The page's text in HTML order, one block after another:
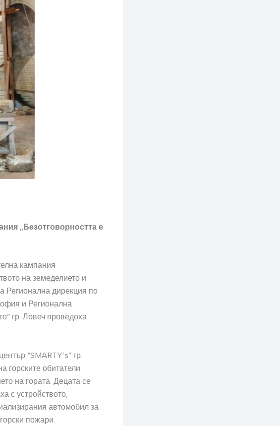
„Безотговорността е
кампания
на земеделието и
Регионална дирекция по
и Регионална
гр. Ловеч проведоха
“SMARTY’s” гр.
горските обитатели
на гората. Децата се
с устройството,
автомобил за
пожари.